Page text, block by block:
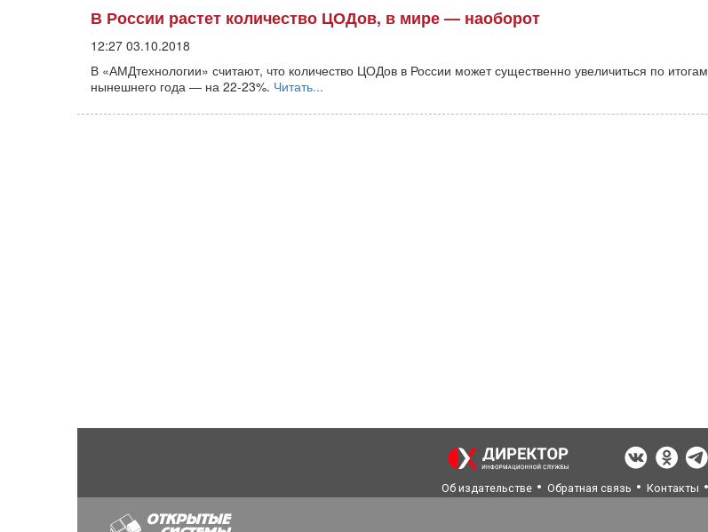
В России растет количество ЦОДов, в мире — наоборот
12:27 03.10.2018
В «АМДтехнологии» считают, что количество ЦОДов в России может существенно увеличиться по итогам
нынешнего года — на 22-23%. Читать...
Об издательстве Обратная связь Контакты